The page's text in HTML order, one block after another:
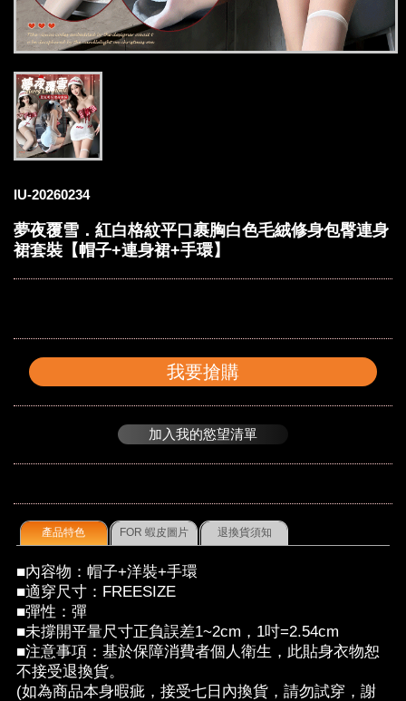
IU-20260234
夢夜覆雪．紅白格紋平口裹胸白色毛絨修身包臀連身
裙套裝【帽子+連身裙+手環】
我要搶購
加入我的慾望清單
產品特色 FOR 蝦皮圖片 退換貨須知
■內容物：帽子+洋裝+手環
■適穿尺寸：FREESIZE
■彈性：彈
■未撐開平量尺寸正負誤差1~2cm，1吋=2.54cm
■注意事項：基於保障消費者個人衛生，此貼身衣物恕
不接受退換貨。
(如為商品本身暇疵，接受七日內換貨，請勿試穿，謝